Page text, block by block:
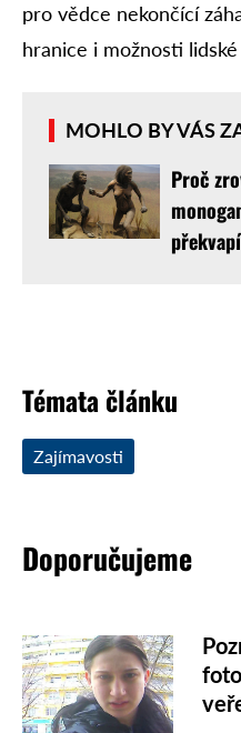
pro vědce nekončící
hranice i možnosti
MOHLO BY VÁS
Proč
překvapí
Témata článku
Zajímavosti
Doporučujeme